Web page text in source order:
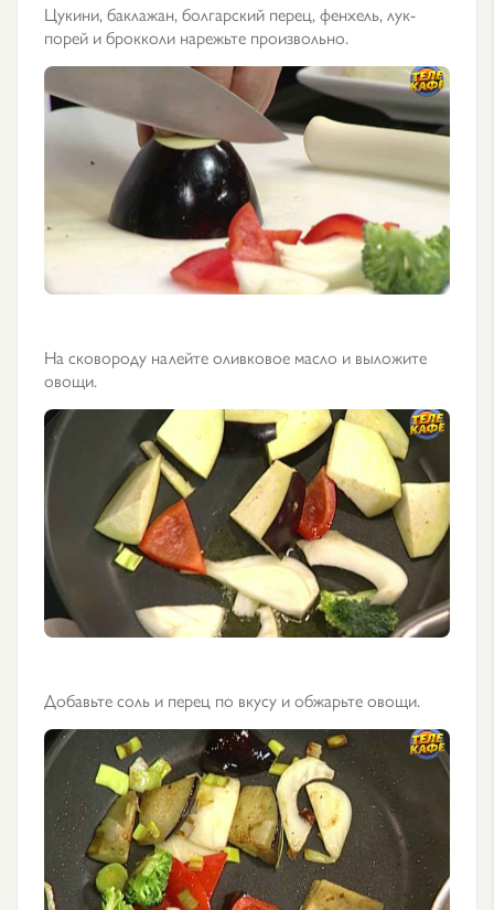
Цукини, баклажан, болгарский перец, фенхель, лук-
порей и брокколи нарежьте произвольно.
На сковороду налейте оливковое масло и выложите
овощи.
Добавьте соль и перец по вкусу и обжарьте овощи.